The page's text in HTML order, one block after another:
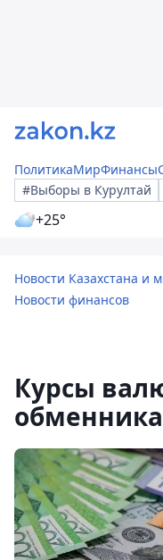
ПолитикаМирФинансы
#Выборы в Курултай
+25°
Новости Казахстана и
Новости финансов
Курсы